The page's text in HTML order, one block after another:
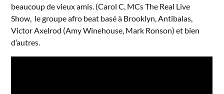
beaucoup de vieux amis. (Carol C, MCs The Real Live
Show, le groupe afro beat basé à Brooklyn, Antibalas,
Victor Axelrod (Amy Winehouse, Mark Ronson) et bien
d’autres.